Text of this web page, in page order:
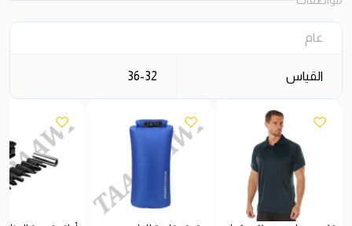
عام
القياس 36-32